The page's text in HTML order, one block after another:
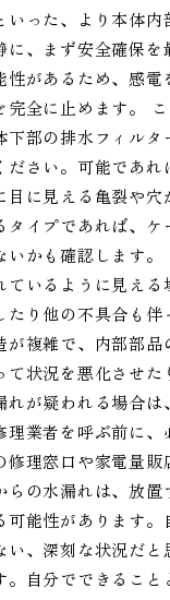
いった、より本体
に、まず安全確保
性があるため、感
完全に止めます。
下部の排水フィル
ださい。可能であ
目に見える亀裂や
タイプであれば、
いかも確認します
ているように見え
たり他の不具合も
が複雑で、内部部
て状況を悪化させ
れが疑われる場合
理業者を呼ぶ前に
修理窓口や家電量
らの水漏れは、放
可能性があります
い、深刻な状況だ
。自分でできること